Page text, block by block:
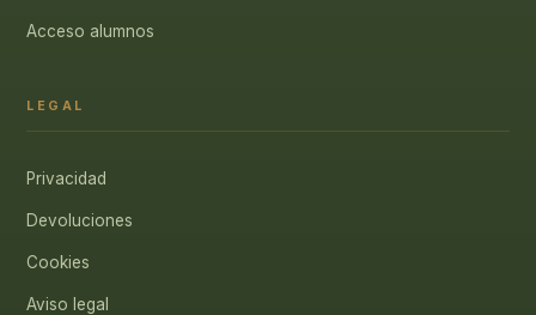
Acceso alumnos
LEGAL
Privacidad
Devoluciones
Cookies
Aviso legal